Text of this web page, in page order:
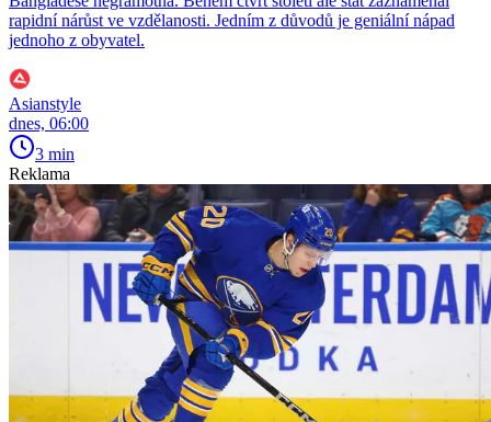
rapidní nárůst ve vzdělanosti. Jedním z důvodů je geniální nápad
jednoho z obyvatel.
Asianstyle
dnes, 06:00
3 min
Reklama